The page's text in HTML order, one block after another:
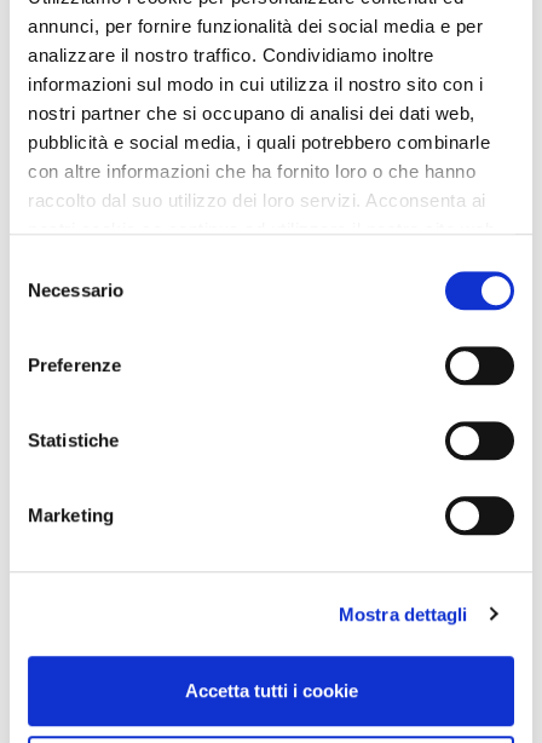
annunci, per fornire funzionalità dei social media e per
analizzare il nostro traffico. Condividiamo inoltre
informazioni sul modo in cui utilizza il nostro sito con i
nostri partner che si occupano di analisi dei dati web,
pubblicità e social media, i quali potrebbero combinarle
con altre informazioni che ha fornito loro o che hanno
raccolto dal suo utilizzo dei loro servizi. Acconsenta ai
delNecessario
Preferenze
Statistiche
Marketing
Mostra dettagli
Accetta tutti i cookie